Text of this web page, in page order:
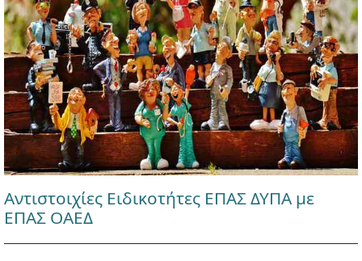
Αντιστοιχίες Ειδικοτήτες ΕΠΑΣ ΔΥΠΑ με
ΕΠΑΣ ΟΑΕΔ